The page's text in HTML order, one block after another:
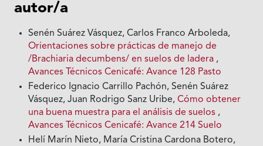
autor/a
Senén Suárez Vásquez, Carlos Franco Arboleda,
Orientaciones sobre prácticas de manejo de
/Brachiaria decumbens/ en suelos de ladera ,
Avances Técnicos Cenicafé: Avance 128 Pasto
Federico Ignacio Carrillo Pachón, Senén Suárez
Vásquez, Juan Rodrigo Sanz Uribe,Cómo obtener
una buena muestra para el análisis de suelos ,
Avances Técnicos Cenicafé: Avance 214 Suelo
Helí Marín Nieto, María Cristina Cardona Botero,